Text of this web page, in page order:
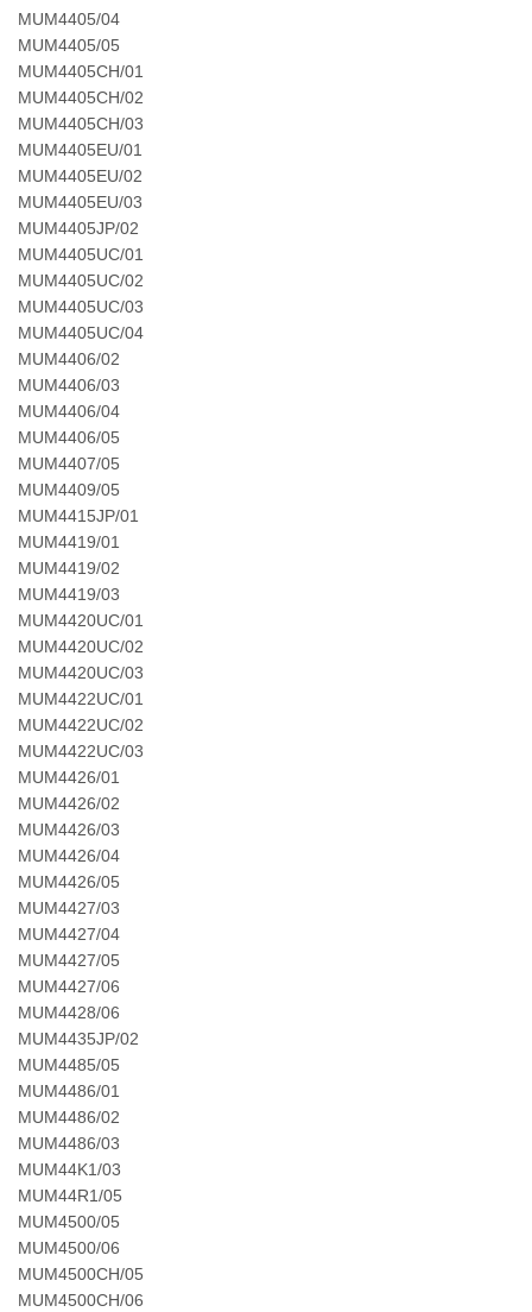
MUM4405/04
MUM4405/05
MUM4405CH/01
MUM4405CH/02
MUM4405CH/03
MUM4405EU/01
MUM4405EU/02
MUM4405EU/03
MUM4405JP/02
MUM4405UC/01
MUM4405UC/02
MUM4405UC/03
MUM4405UC/04
MUM4406/02
MUM4406/03
MUM4406/04
MUM4406/05
MUM4407/05
MUM4409/05
MUM4415JP/01
MUM4419/01
MUM4419/02
MUM4419/03
MUM4420UC/01
MUM4420UC/02
MUM4420UC/03
MUM4422UC/01
MUM4422UC/02
MUM4422UC/03
MUM4426/01
MUM4426/02
MUM4426/03
MUM4426/04
MUM4426/05
MUM4427/03
MUM4427/04
MUM4427/05
MUM4427/06
MUM4428/06
MUM4435JP/02
MUM4485/05
MUM4486/01
MUM4486/02
MUM4486/03
MUM44K1/03
MUM44R1/05
MUM4500/05
MUM4500/06
MUM4500CH/05
MUM4500CH/06